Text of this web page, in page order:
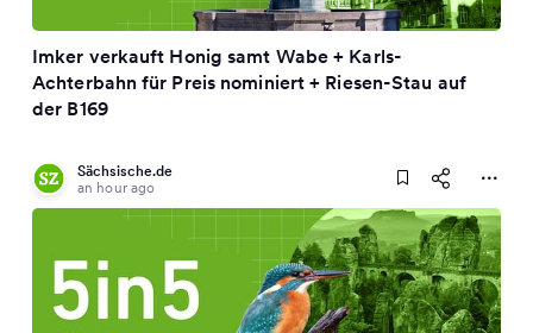
Imker verkauft Honig samt Wabe + Karls-
Achterbahn für Preis nominiert + Riesen-Stau auf
der B169
Sächsische.de
an hour ago